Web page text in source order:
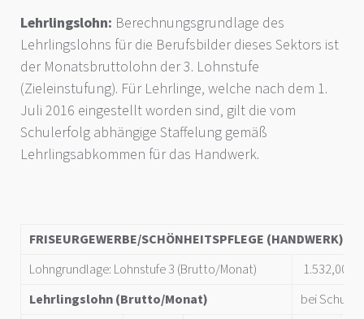
Lehrlingslohn: Berechnungsgrundlage des
Lehrlingslohns für die Berufsbilder dieses Sektors ist
der Monatsbruttolohn der 3. Lohnstufe
(Zieleinstufung). Für Lehrlinge, welche nach dem 1.
Juli 2016 eingestellt worden sind, gilt die vom
Schulerfolg abhängige Staffelung gemäß
Lehrlingsabkommen für das Handwerk.
FRISEURGEWERBE/SCHÖNHEITSPFLEGE (HANDWERK)
Lohngrundlage: Lohnstufe 3 (Brutto/Monat)
1.532,00 €
Lehrlingslohn (Brutto/Monat)
bei